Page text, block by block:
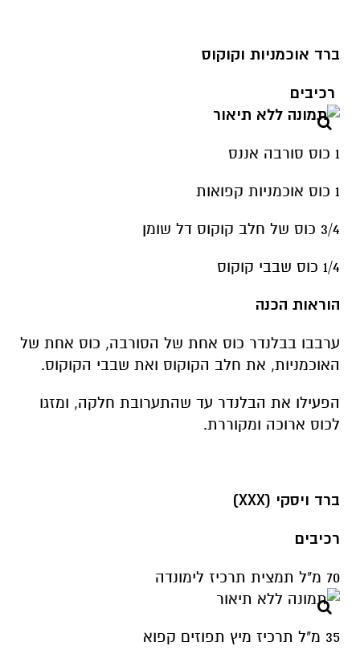
ברד אוכמניות וקוקוס
רכיבים
1 כוס סורבה אננס
1 כוס אוכמניות קפואות
3/4 כוס של חלב קוקוס דל שומן
1/4 כוס שבבי קוקוס
הוראות הכנה
ערבבו בבלנדר כוס אחת של הסורבה, כוס אחת של
האוכמניות, את חלב הקוקוס ואת שבבי הקוקוס.
הפעילו את הבלנדר עד שהתערובת חלקה, ומזגו
לכוס ארוכה ומקוררת.
ברד ויסקי (XXX)
רכיבים
70 מ"ל תמצית תרכיז לימונדה
35 מ"ל תרכיז מיץ תפוזים קפוא